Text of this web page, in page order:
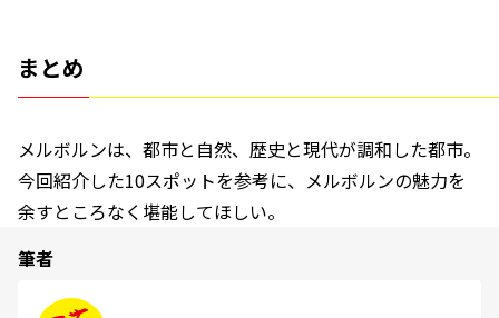
まとめ
メルボルンは、都市と自然、歴史と現代が調和した都市。
今回紹介した10スポットを参考に、メルボルンの魅力を
余すところなく堪能してほしい。
筆者